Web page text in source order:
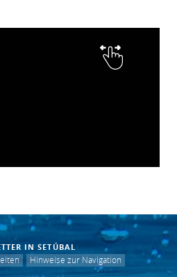
IN SETÚBAL
Hinweise zur Navigation